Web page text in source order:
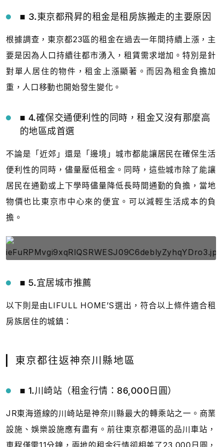
■ 3.東京都飛昇的租金是租房族搬走的主要原因
根據調查，東京都23區的租金在過去一年間持續上漲，主
要是因為人口持續往都市湧入，租賃需求增加。特別是針
對單人居住的物件，租金上漲顯著。而因為租金負擔加
重，人口移動也開始發生變化。
■ 4.確保交通便利性的同時，租金又沒有那麼高
的地區成首選
不論是「近郊」還是「邊境」城市都能讓居民在確保生活
便利性的同時，儘量壓低租金。同時，這些城市除了能讓
居民在通勤或上下學時儘量降低長時間通勤的負擔，當地
物價也比東京市中心來的便宜。可以減輕生活成本的負
擔。
■ 5.宜居城市推薦
以下則是由LIFULL HOME’S選出，符合以上條件適合租
房族居住的城鎮：
東京都往返神奈川縣地區
■ 1.川崎站（租金行情：86,000日圓）
JR東海道線的川崎站是神奈川縣最大的轉乘站之一。商業
設施、娛樂設施應有盡有。前往東京都港區的品川車站，
車程僅需11分鐘，兩地的租金行情卻相差了23,000日圓，